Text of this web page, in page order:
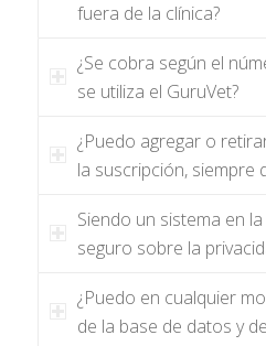
fuera de la clínica?
¿Se cobra según el
se utiliza el GuruVet?
¿Puedo agregar o
la suscripción, siempre
Siendo un sistema en
seguro sobre la
¿Puedo en cualquier
de la base de datos y